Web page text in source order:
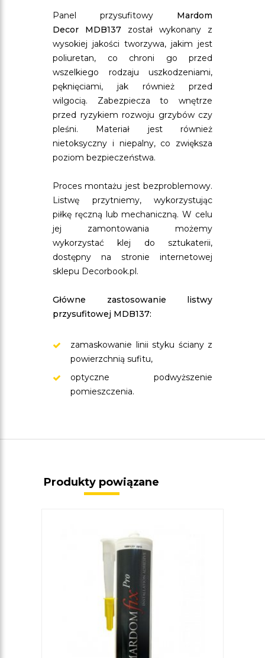
Panel przysufitowy Mardom
Decor MDB137 został wykonany z
wysokiej jakości tworzywa, jakim jest
poliuretan, co chroni go przed
wszelkiego rodzaju uszkodzeniami,
pęknięciami, jak również przed
wilgocią. Zabezpiecza to wnętrze
przed ryzykiem rozwoju grzybów czy
pleśni. Materiał jest również
nietoksyczny i niepalny, co zwiększa
poziom bezpieczeństwa.
Proces montażu jest bezproblemowy.
Listwę przytniemy, wykorzystując
piłkę ręczną lub mechaniczną. W celu
jej zamontowania możemy
wykorzystać klej do sztukaterii,
dostępny na stronie internetowej
sklepu Decorbook.pl.
Główne zastosowanie listwy
przysufitowej MDB137:
zamaskowanie linii styku ściany z
powierzchnią sufitu,
optyczne podwyższenie
pomieszczenia.
Produkty powiązane